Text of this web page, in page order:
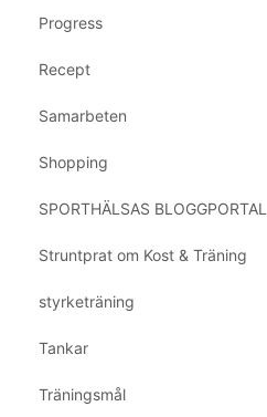
Progress
Recept
Samarbeten
Shopping
SPORTHÄLSAS BLOGGPORTAL
Struntprat om Kost & Träning
styrketräning
Tankar
Träningsmål